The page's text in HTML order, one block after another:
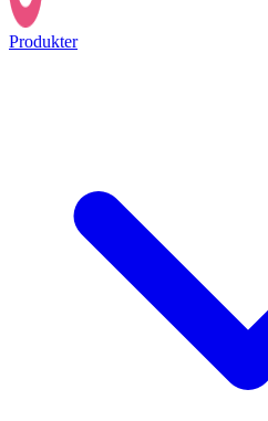
Produkter